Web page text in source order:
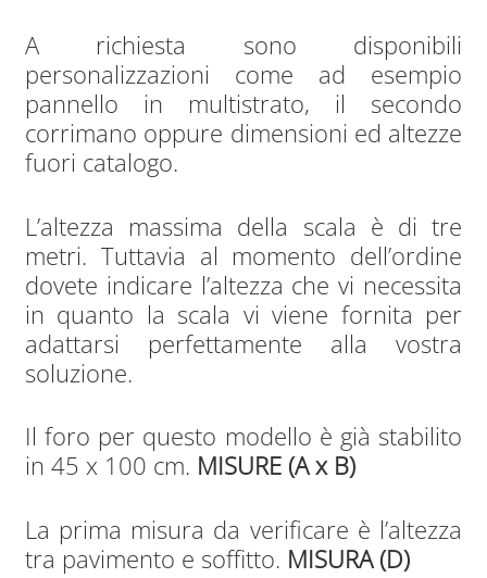
A richiesta sono disponibili
personalizzazioni come ad esempio
pannello in multistrato, il secondo
corrimano oppure dimensioni ed altezze
fuori catalogo.
L’altezza massima della scala è di tre
metri. Tuttavia al momento dell’ordine
dovete indicare l’altezza che vi necessita
in quanto la scala vi viene fornita per
adattarsi perfettamente alla vostra
soluzione.
Il foro per questo modello è già stabilito
in 45 x 100 cm. MISURE (A x B)
La prima misura da verificare è l’altezza
tra pavimento e soffitto. MISURA (D)